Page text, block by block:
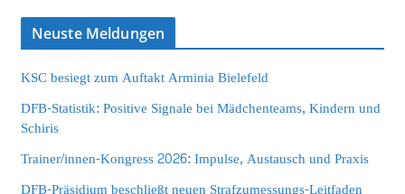
Neuste Meldungen
KSC besiegt zum Auftakt Arminia Bielefeld
DFB-Statistik: Positive Signale bei Mädchenteams, Kindern und
Schiris
Trainer/innen-Kongress 2026: Impulse, Austausch und Praxis